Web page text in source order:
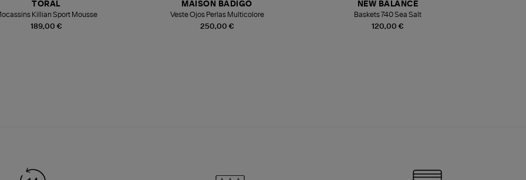
189,00 €
TORAL
Killian Sport Mousse
250,00 €
MAISON BADIGO
Veste Ojos Perlas Multicolore
120,00 €
NEW BALANCE
Baskets 740 Sea Salt